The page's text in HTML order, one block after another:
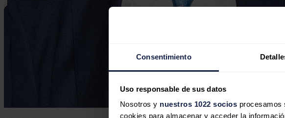
Consentimiento
Uso responsable de sus datos
Nosotros y nuestros 1022 socios procesamos
cookies para almacenar y acceder la